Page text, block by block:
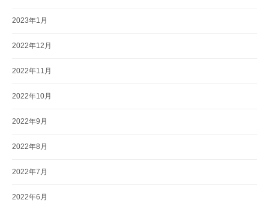
2023年1月
2022年12月
2022年11月
2022年10月
2022年9月
2022年8月
2022年7月
2022年6月